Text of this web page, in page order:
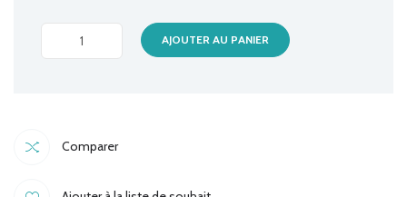
CARTE
RESEAU
604
AJOUTER AU PANIER
Comparer